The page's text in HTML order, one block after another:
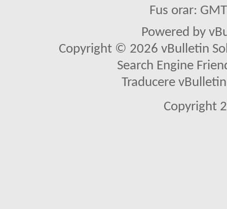
Fus orar:
Powered by
Copyright © 2026 vBulletin
Search Engine
Traducere
Copyright